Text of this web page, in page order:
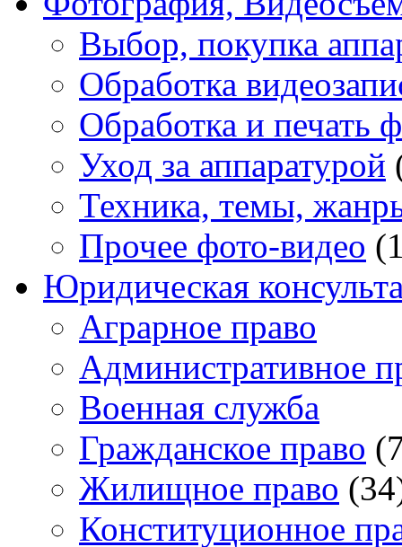
Выбор, покупка
Обработка
Обработка и печать
Уход за аппаратурой
Техника, темы,
Прочее фото-видео
Юридическая
Аграрное право
Административное
Военная служба
Гражданское право
Жилищное право
Конституционное